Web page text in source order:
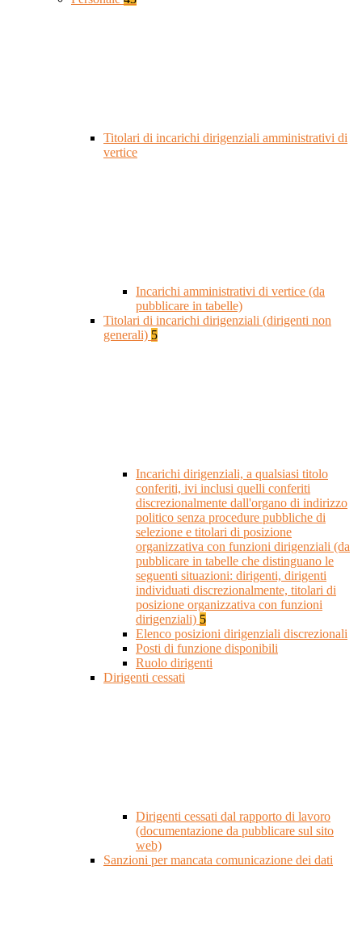
Titolari di incarichi dirigenziali amministrativi di
vertice
Incarichi amministrativi di vertice (da
pubblicare in tabelle)
Titolari di incarichi dirigenziali (dirigenti non
generali) 5
Incarichi dirigenziali, a qualsiasi titolo
conferiti, ivi inclusi quelli conferiti
discrezionalmente dall'organo di indirizzo
politico senza procedure pubbliche di
selezione e titolari di posizione
organizzativa con funzioni dirigenziali (da
pubblicare in tabelle che distinguano le
seguenti situazioni: dirigenti, dirigenti
individuati discrezionalmente, titolari di
posizione organizzativa con funzioni
dirigenziali) 5
Elenco posizioni dirigenziali discrezionali
Posti di funzione disponibili
Ruolo dirigenti
Dirigenti cessati
Dirigenti cessati dal rapporto di lavoro
(documentazione da pubblicare sul sito
web)
Sanzioni per mancata comunicazione dei dati